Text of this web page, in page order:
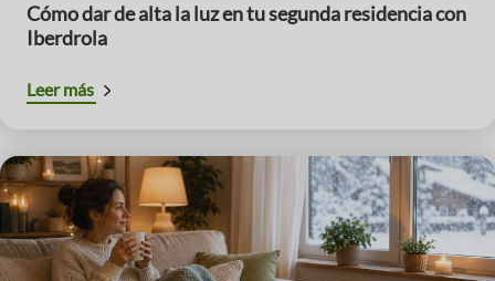
Cómo dar de alta la luz en tu segunda residencia con
Iberdrola
Leer más